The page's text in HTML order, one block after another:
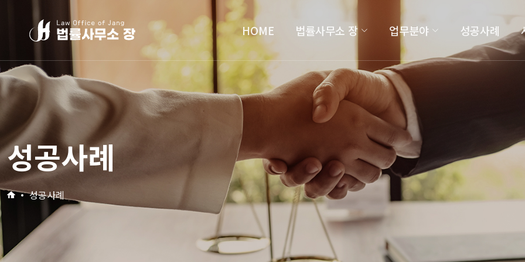
HOME 법률사무소 장 업무분야 성공사례
성공사례
성공사례